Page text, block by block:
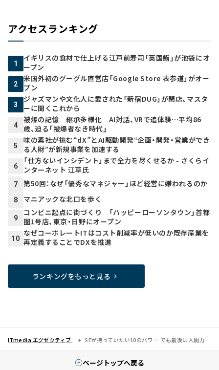
アクセスランキング
1
イギリスの食材で仕上げる江戸前寿司「英国鮨」が池袋にオ
ープン
2
米国外初のグーグル直営店「Google Store 表参道」がオー
プン
3
ジャズマンや文化人に愛された「新宿DUG」が閉店、マスタ
ーに聞くこれから
4
被爆の記憶 継承多様化 AI対話、VRで追体験…平均86
歳、迫る「被爆者なき時代」
5
味の素社が挑む“dX”とAI駆動開発――“企画・開発・営業ができ
る人財”が新規事業を加速する
6
「仕方ないインシデント」まで全力を尽くせるか - さくらイ
ンターネット 江草氏
7 第50回：なぜ「優秀なマネジャー」ほど経営に嫌われるのか
8 マニアックな北口を歩く
9
コンビニ起点に街づくり 「ハッピーローソンタウン」首都
圏1号店、東京・日野にオープン
10
なぜコーポレートITはコスト削減率が低いのか――既存産業を
再定義することでDXを推進
ランキングをもっと見る
ITmedia エグゼクティブ SEが持っていたい10のパワー―― でも最後は人間力
ページトップへ戻る